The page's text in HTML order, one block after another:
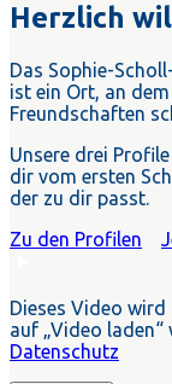
Herzlich
Das Sophie-
ist ein Ort, an
Freundschaften
Unsere drei Profile
dir vom ersten
der zu dir passt.
Zu den Profilen
Dieses Video wird
auf „Video laden“
Datenschutz